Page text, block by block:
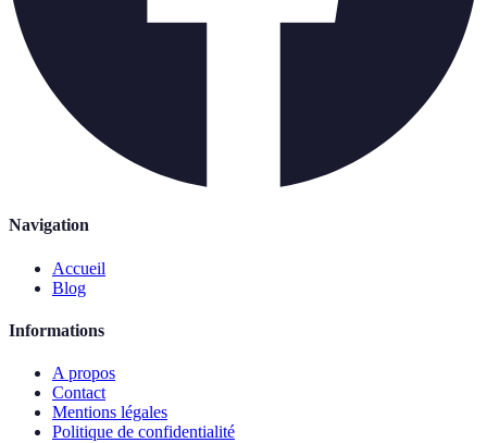
Navigation
Accueil
Blog
Informations
A propos
Contact
Mentions légales
Politique de confidentialité